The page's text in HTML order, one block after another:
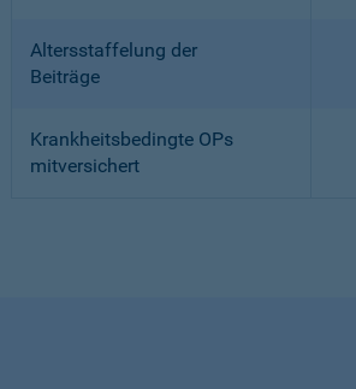
Altersstaffelung der
Beiträge
Krankheitsbedingte OPs
mitversichert